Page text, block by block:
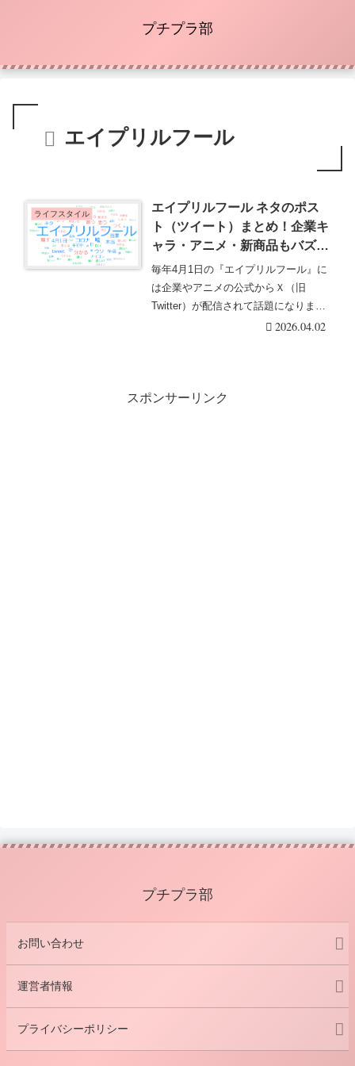
プチプラ部
エイプリルフール
ライフスタイル
エイプリルフール ネタのポス
ト（ツイート）まとめ！企業キ
ャラ・アニメ・新商品もバズっ
て2026年も話題に！
毎年4月1日の『エイプリルフール』に
は企業やアニメの公式からＸ（旧
Twitter）が配信されて話題になりま
す。コレは冗談・・・続きを読む
2026.04.02
スポンサーリンク
プチプラ部
お問い合わせ
運営者情報
プライバシーポリシー